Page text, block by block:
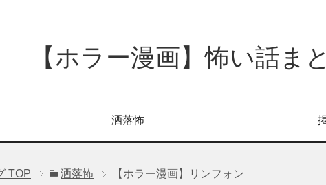
【ホラー漫画】怖い話ま
洒落怖
TOP 洒落怖 【ホラー漫画】リンフォン